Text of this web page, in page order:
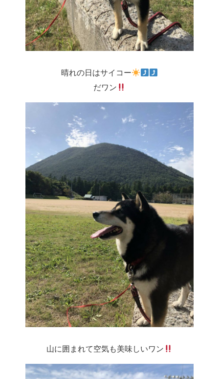
晴れの日はサイコー
だワン
山に囲まれて空気も美味しいワン